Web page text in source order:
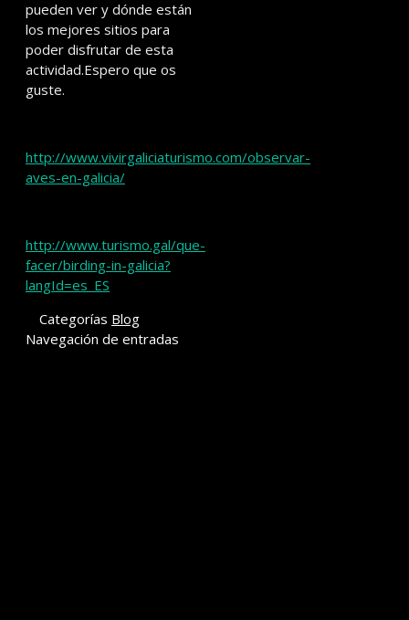
pueden ver y dónde están
los mejores sitios para
poder disfrutar de esta
actividad.Espero que os
guste.
http://www.vivirgaliciaturismo.com/observar-
aves-en-galicia/
http://www.turismo.gal/que-
facer/birding-in-galicia?
langId=es_ES
Categorías Blog
Navegación de entradas